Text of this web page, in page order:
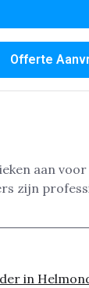
Offerte
aan
zijn
in